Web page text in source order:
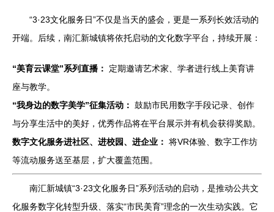
“3·23文化服务日”不仅是当天的盛会，更是一系列长效活动的
开端。后续，南汇新城镇将依托启动的文化数字平台，持续开展：
“美育云课堂”系列直播：
定期邀请艺术家、学者进行线上美育讲
座与教学。
“我身边的数字美学”征集活动： 鼓励市民用数字手段记录、创作
与分享生活中的美好，优秀作品将在平台展示并有机会获得奖励。
数字文化服务进社区、进校园、进企业： 将VR体验、数字工作坊
等流动服务送至基层，扩大覆盖范围。
南汇新城镇“3·23文化服务日”系列活动的启动，是推动公共文
化服务数字化转型升级、落实“市民美育”理念的一次生动实践。它